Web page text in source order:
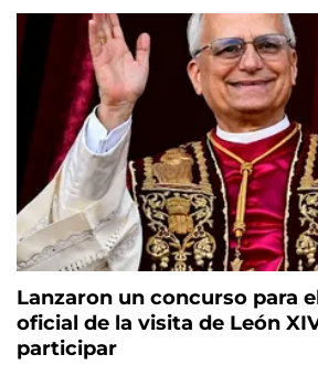
Lanzaron un concurso para
oficial de la visita de León
participar